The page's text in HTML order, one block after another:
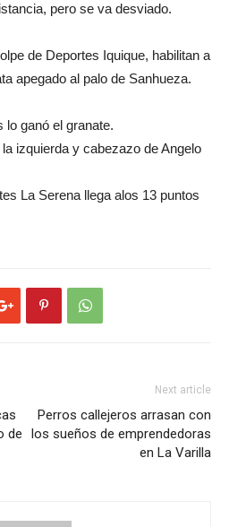
pero se va desviado.
de Deportes Iquique, habilitan a
apegado al palo de Sanhueza.
lo ganó el granate.
izquierda y cabezazo de Angelo
La Serena llega alos 13 puntos
de
Next article
Perros callejeros arrasan con
los sueños de emprendedoras
en La Varilla